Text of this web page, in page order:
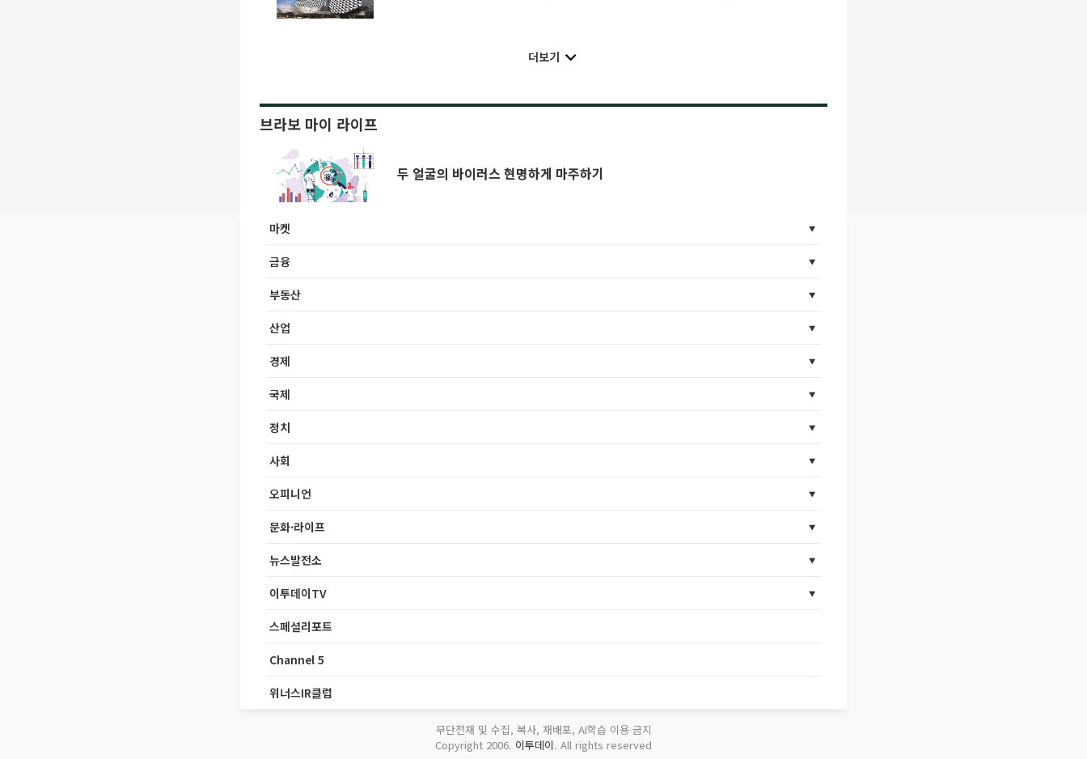
더보기
브라보 마이 라이프
두 얼굴의 바이러스 현명하게 마주하기
마켓
금융
부동산
산업
경제
국제
정치
사회
오피니언
문화·라이프
뉴스발전소
이투데이TV
스페셜리포트
Channel 5
위너스IR클럽
무단전재 및 수집, 복사, 재배포, AI학습 이용 금지
Copyright 2006. 이투데이. All rights reserved